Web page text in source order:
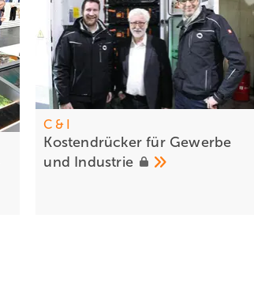
C & I
Kostendrü cker für Gewerbe
und
Industrie